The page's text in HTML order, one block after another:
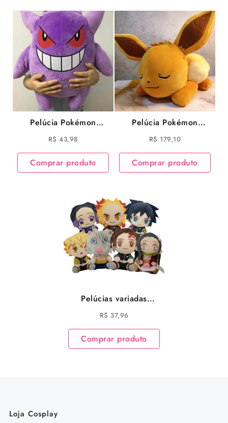
Pelúcia Pokémon
Gengar – Anime
Pokémon
R$ 43,98
Comprar produto
Pelúcia Pokémon
Eevee dorminhoco
Anime Pokémon
R$ 179,10
Comprar produto
Pelúcias variadas
Anime Demon Slayer
Tanjirō Kamado
Nezuko Kamado
Zenitsu Agatsuma
R$ 37,96
Comprar produto
Loja Cosplay